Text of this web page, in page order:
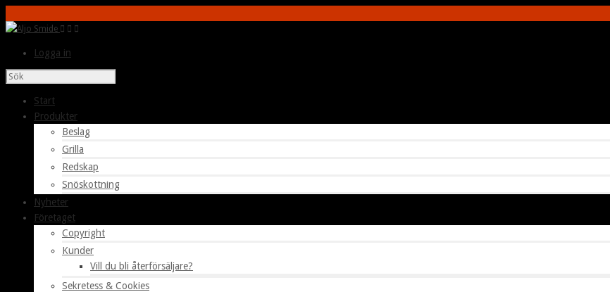
Logga in
Start
Produkter
Beslag
Grilla
Redskap
Snöskottning
Nyheter
Företaget
Copyright
Kunder
Vill du bli återförsäljare?
Sekretess & Cookies